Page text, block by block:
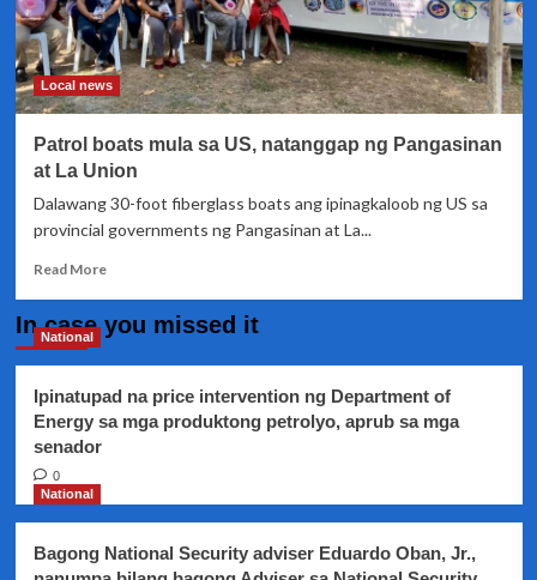
Local news
Patrol boats mula sa US, natanggap ng Pangasinan
at La Union
Dalawang 30-foot fiberglass boats ang ipinagkaloob ng US sa
provincial governments ng Pangasinan at La...
Read MoreRead
Patrol
sa
US,
Union
In case you missed it
National
Ipinatupad na price intervention ng Department of
Energy sa mga produktong petrolyo, aprub sa mga
senador
0
National
Bagong National Security adviser Eduardo Oban, Jr.,